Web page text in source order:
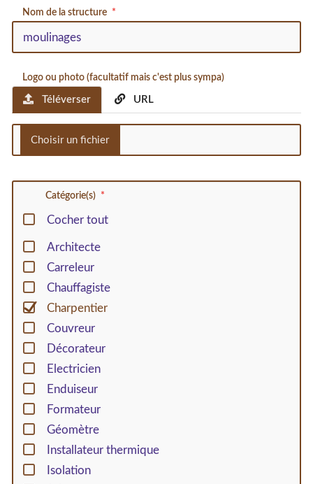
Nom de la structure
Logo ou photo (facultatif mais c'est plus sympa)
Téléverser URL
Catégorie(s)
Cocher tout
Architecte
Carreleur
Chauffagiste
Charpentier
Couvreur
Décorateur
Electricien
Enduiseur
Formateur
Géomètre
Installateur thermique
Isolation